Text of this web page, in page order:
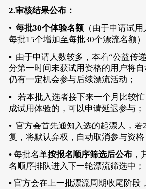
2.审核结果公布：
• 每批30个体验名额（由于申请试用
每批15个增加至每批30个漂流名额）
• 由于申请人数较多，本着“公益传
分第一时间未获试用资格的用户将自
仍有一定机会参与后续漂流活动；
• 若本批入选者接下来一个月比较
成试用体验的，可以申请延迟参与；
• 官方会首先通知入选的起漂人，若
复，将默认弃权，自动取消参与资格
• 每批名单按报名顺序筛选后公布，
名顺序排队进入下一轮漂流筛选中；
• 官方会在上一批漂流周期收尾阶段